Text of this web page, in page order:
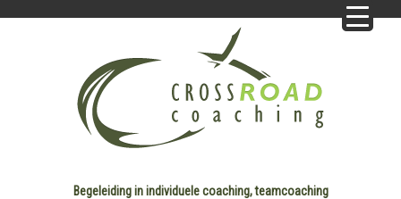
Begeleiding in individuele coaching, teamcoaching